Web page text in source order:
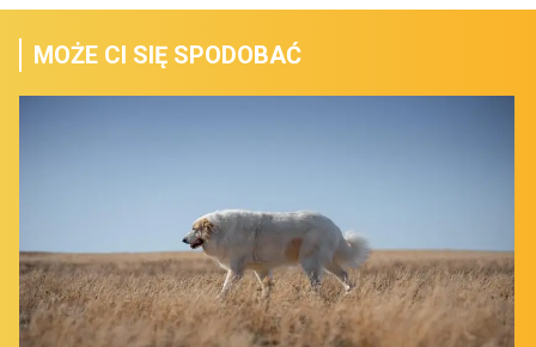
MOŻE CI SIĘ SPODOBAĆ